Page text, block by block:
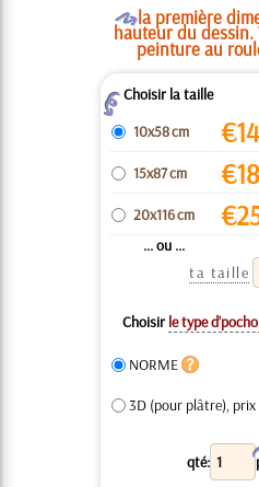
Ola première
hauteur du dessin.
peinture au
ZChoisir la taille
10x58 cm
€
15x87 cm €
20x116 cm €
... ou ...
ta taille
Choisir le type
NORME
3D (pour plâtre), prix
qté: